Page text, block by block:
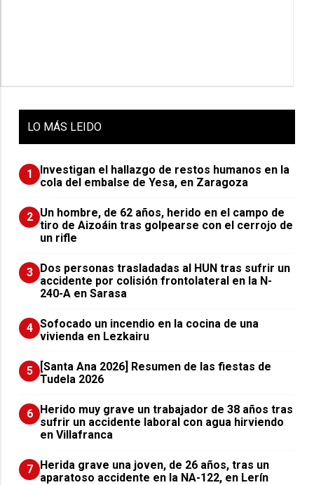
LO MÁS LEIDO
1
Investigan el hallazgo de restos humanos en la
cola del embalse de Yesa, en Zaragoza
2 Un hombre, de 62 años, herido en el campo de
tiro de Aizoáin tras golpearse con el cerrojo de
un rifle
3 ​Dos personas trasladadas al HUN tras sufrir un
accidente por colisión frontolateral en la N-
240-A en Sarasa
4 Sofocado un incendio en la cocina de una
vivienda en Lezkairu
5
[Santa Ana 2026] Resumen de las fiestas de
Tudela 2026
6 Herido muy grave un trabajador de 38 años tras
sufrir un accidente laboral con agua hirviendo
en Villafranca
7 Herida grave una joven, de 26 años, tras un
aparatoso accidente en la NA-122, en Lerín